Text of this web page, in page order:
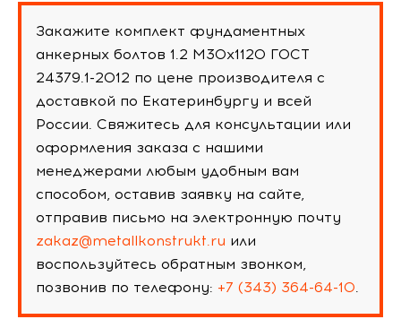
Закажите комплект фундаментных
анкерных болтов 1.2 М30х1120 ГОСТ
24379.1-2012 по цене производителя с
доставкой по Екатеринбургу и всей
России. Свяжитесь для консультации или
оформления заказа с нашими
менеджерами любым удобным вам
способом, оставив заявку на сайте,
отправив письмо на электронную почту
zakaz@metallkonstrukt.ru или
воспользуйтесь обратным звонком,
позвонив по телефону: +7 (343) 364-64-10.